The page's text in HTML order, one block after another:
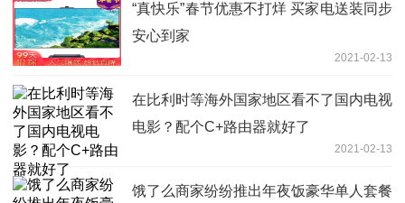
“真快乐”春节优惠不打烊 买家电送装同步
安心到家
2021-02-13
在比利时等海外国家地区看不了国内电视
电影？配个C+路由器就好了
2021-02-13
饿了么商家纷纷推出年夜饭豪华单人套餐